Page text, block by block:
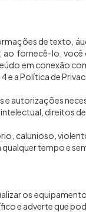
de texto,
fornecê-lo,
em conexão
e a Política de
autorizações
direitos
calunioso,
tempo e
os
e adverte que